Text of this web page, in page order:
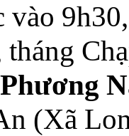
9h30,
(Xã